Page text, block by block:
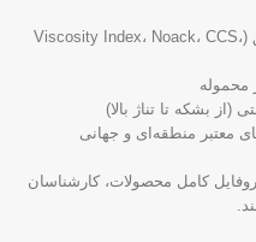
🔹 تامین روغن پایه با مشخصات فنی دقیق (Viscosity Index، Noack، CCS،
بشکه تا تناژ بالا)
معتبر منطقه‌ای و جهانی
کامل محصولات، کارشناسان